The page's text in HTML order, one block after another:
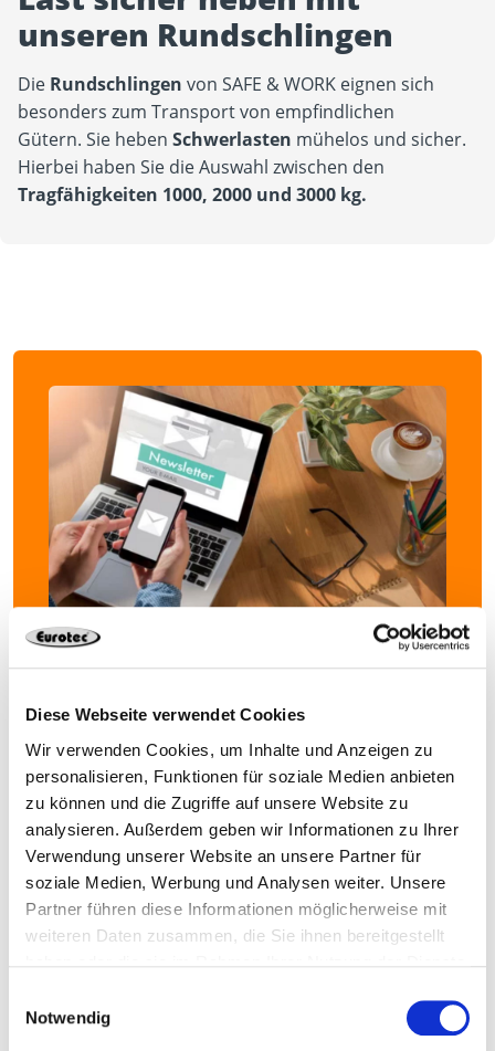
Diese Webseite verwendet Cookies
Wir verwenden Cookies, um Inhalte und Anzeigen zu
personalisieren, Funktionen für soziale Medien anbieten
zu können und die Zugriffe auf unsere Website zu
analysieren. Außerdem geben wir Informationen zu Ihrer
Verwendung unserer Website an unsere Partner für
soziale Medien, Werbung und Analysen weiter. Unsere
Partner führen diese Informationen möglicherweise mit
weiteren Daten zusammen, die Sie ihnen bereitgestellt
Notwendig
unseren Rundschlingen
Die Rundschlingen von SAFE & WORK eignen sich
besonders zum Transport von empfindlichen
Gütern. Sie heben Schwerlasten mühelos und sicher.
Hierbei haben Sie die Auswahl zwischen den
Tragfähigkeiten 1000, 2000 und 3000 kg.
Abonnieren Sie jetzt unseren
Newsletter.
Nie wieder Neuigkeiten rund um Eurotec verpassen.
Ich akzeptiere dieDatenschutzerklärung
Weiter zu Schritt 2 von 2